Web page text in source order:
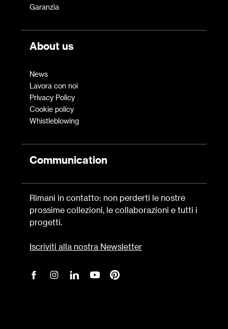
Garanzia
About us
News
Lavora con noi
Privacy Policy
Cookie policy
Whistleblowing
Communication
Rimani in contatto: non perderti le nostre
prossime collezioni, le collaborazioni e tutti i
progetti.
Iscriviti alla nostra Newsletter